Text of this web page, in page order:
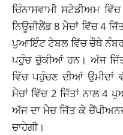
ਚਿੰਨਾਸਵਾਮੀ ਸਟੇਡੀਅਮ
ਨਿਊਜ਼ੀਲੈਂਡ 8 ਮੈਚਾਂ ਵਿੱਚ 4
ਪੁਆਇੰਟ ਟੇਬਲ ਵਿੱਚ ਚੌਥੇ ਨੰਬਰ
ਪਹੁੰਚ ਚੁੱਕੀਆਂ ਹਨ। ਅੱਜ
ਵਿੱਚ ਪਹੁੰਚਣ ਦੀਆਂ ਉਮੀਦਾਂ
ਮੈਚਾਂ ਵਿੱਚ 2 ਜਿੱਤਾਂ ਨਾਲ
ਅੱਜ ਦਾ ਮੈਚ ਜਿੱਤ ਕੇ
ਚਾਹੇਗੀ।